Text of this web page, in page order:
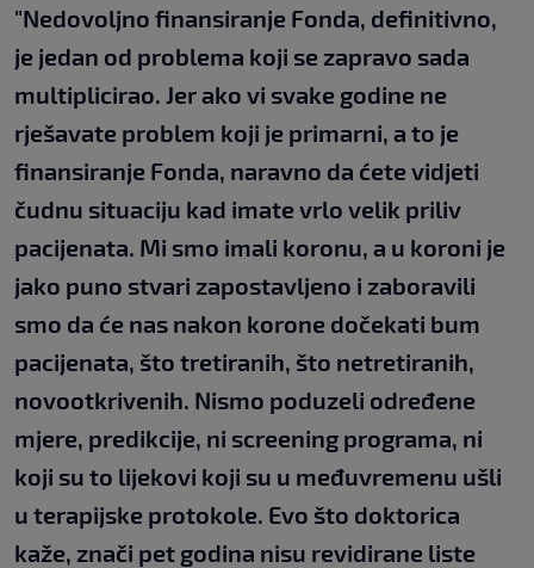
"Nedovoljno finansiranje Fonda, definitivno,
je jedan od problema koji se zapravo sada
multiplicirao. Jer ako vi svake godine ne
rješavate problem koji je primarni, a to je
finansiranje Fonda, naravno da ćete vidjeti
čudnu situaciju kad imate vrlo velik priliv
pacijenata. Mi smo imali koronu, a u koroni je
jako puno stvari zapostavljeno i zaboravili
smo da će nas nakon korone dočekati bum
pacijenata, što tretiranih, što netretiranih,
novootkrivenih. Nismo poduzeli određene
mjere, predikcije, ni screening programa, ni
koji su to lijekovi koji su u međuvremenu ušli
u terapijske protokole. Evo što doktorica
kaže, znači pet godina nisu revidirane liste